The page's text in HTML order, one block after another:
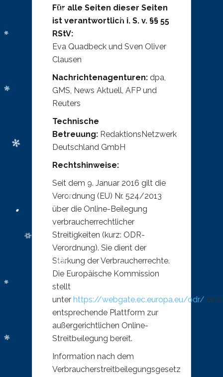
Für alle Seiten dieser Seiten
ist verantwortlich i. S. v. §§ 55
RStV:
Eva Quadbeck und Sven Oliver
Clausen
Nachrichtenagenturen: dpa,
GMS, News Aktuell, AFP und
Reuters
Technische
Betreuung: RedaktionsNetzwerk
Deutschland GmbH
Rechtshinweise:
Seit dem 9. Januar 2016 gilt die
Verordnung (EU) Nr. 524/2013
über die Online-Beilegung
verbraucherrechtlicher
Streitigkeiten (kurz: ODR-
Verordnung). Sie dient der
Stärkung der Verbraucherrechte.
Die Europäische Kommission
stellt
unter https://webgate.ec.europa.eu/odr/ eine
entsprechende Plattform zur
außergerichtlichen Online-
Streitbeilegung bereit.
Information nach dem
Verbraucherstreitbeilegungsgesetz